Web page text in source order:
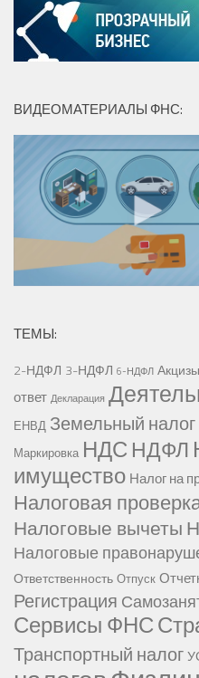
ВИДЕОМАТЕРИАЛЫ ФНС:
ТЕМЫ:
2-НДФЛ 3-НДФЛ 6-НДФЛ Акцизы
ответ Декларация
ЕНВД Земельный налог
Маркировка НДС НДФЛ
имущество Налог на
Налоговая
Налоговые вычеты
Налоговые
Ответственность Отпуск
Регистрация
Сервисы ФНС
Транспортный налог